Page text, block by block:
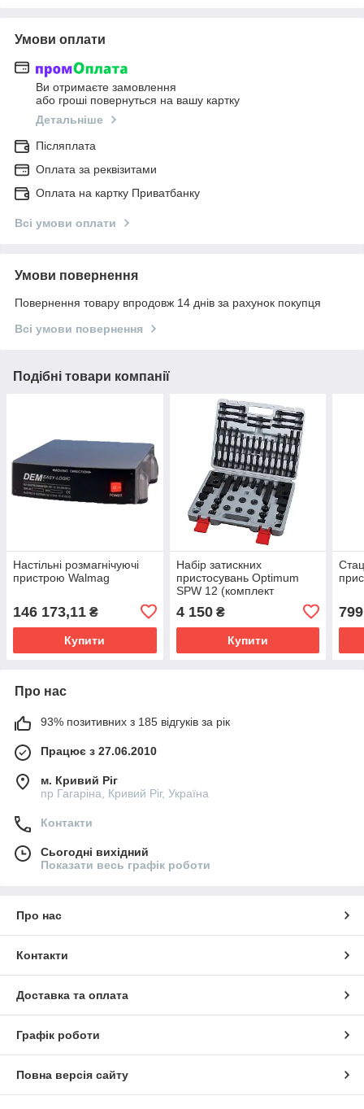
Умови оплати
Ви отримаєте замовлення
або гроші повернуться на вашу картку
Детальніше
Післяплата
Оплата за реквізитами
Оплата на картку Приватбанку
Всі умови оплати
Умови повернення
Повернення товару впродовж 14 днів за рахунок покупця
Всі умови повернення
Подібні товари компанії
Настільні розмагнічуючі
пристрою Walmag
146 173,11 ₴
Купити
Набір затискних
пристосувань Optimum
SPW 12 (комплект
прихватів станкових) під
пази 14 мм
4 150₴
Купити
Про нас
93% позитивних з 185 відгуків за рік
Працює з 27.06.2010
м. Кривий Ріг
пр Гагаріна, Кривий Ріг, Україна
Контакти
Сьогодні вихідний
Показати весь графік роботи
Про нас
Контакти
Доставка та оплата
Графік роботи
Повна версія сайту